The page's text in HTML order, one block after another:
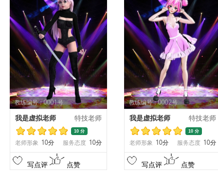
教练编号：0001号
我是虚拟老师 特技老师
10 分
老师形象 10分 服务态度 10分
写点评 点赞
教练编号：0002号
我是虚拟老师 特技老师
10 分
老师形象 10分 服务态度 10分
写点评 点赞